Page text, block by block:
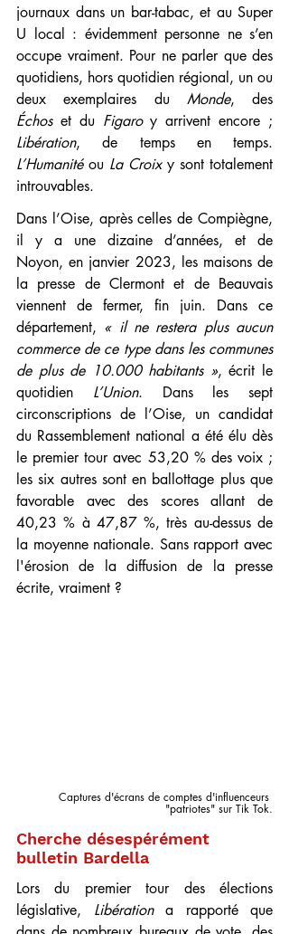
journaux dans un bar-tabac, et au Super
U local : évidemment personne ne s’en
occupe vraiment. Pour ne parler que des
quotidiens, hors quotidien régional, un ou
deux exemplaires du Monde
Échos et du Figaro
Libération
L’Humanité ou La Croix y sont totalement
introuvables.
Dans l’Oise, après celles de Compiègne,
il y a une dizaine d’années, et de
Noyon, en janvier 2023, les maisons de
la presse de Clermont et de Beauvais
viennent de fermer, fin juin. Dans ce
département, « il ne restera plus aucun
commerce de ce type dans les communes
de plus de 10.000 habitants », écrit le
quotidien L’Union. Dans les sept
circonscriptions de l’Oise, un candidat
du Rassemblement national a été élu dès
le premier tour avec 53,20 % des voix ;
les six autres sont en ballottage plus que
favorable avec des scores allant de
40,23 % à 47,87 %, très au-dessus de
la moyenne nationale. Sans rapport avec
l'érosion de la diffusion de la presse
écrite, vraiment ?
Captures d'écrans de comptes d'influenceurs
"patriotes" sur Tik Tok.
Cherche désespérément
bulletin Bardella
Lors du premier tour des élections
législative, Libération a rapporté que